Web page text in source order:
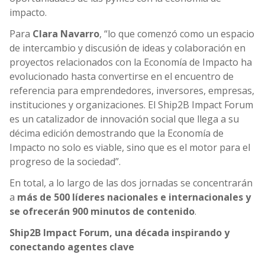
impacto.
Para Clara Navarro, “lo que comenzó como un espacio
de intercambio y discusión de ideas y colaboración en
proyectos relacionados con la Economía de Impacto ha
evolucionado hasta convertirse en el encuentro de
referencia para emprendedores, inversores, empresas,
instituciones y organizaciones. El Ship2B Impact Forum
es un catalizador de innovación social que llega a su
décima edición demostrando que la Economía de
Impacto no solo es viable, sino que es el motor para el
progreso de la sociedad”.
En total, a lo largo de las dos jornadas se concentrarán
a más de 500 líderes nacionales e internacionales y
se ofrecerán 900 minutos de contenido.
Ship2B Impact Forum, una década inspirando y
conectando agentes clave